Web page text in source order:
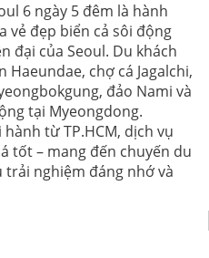
6 ngày 5 đêm là hành
vẻ đẹp biển cả sôi động
đại của Seoul. Du khách
chợ cá Jagalchi,
đảo Nami và
tại Myeongdong.
từ TP.HCM, dịch vụ
tốt – mang đến chuyến du
nghiệm đáng nhớ và